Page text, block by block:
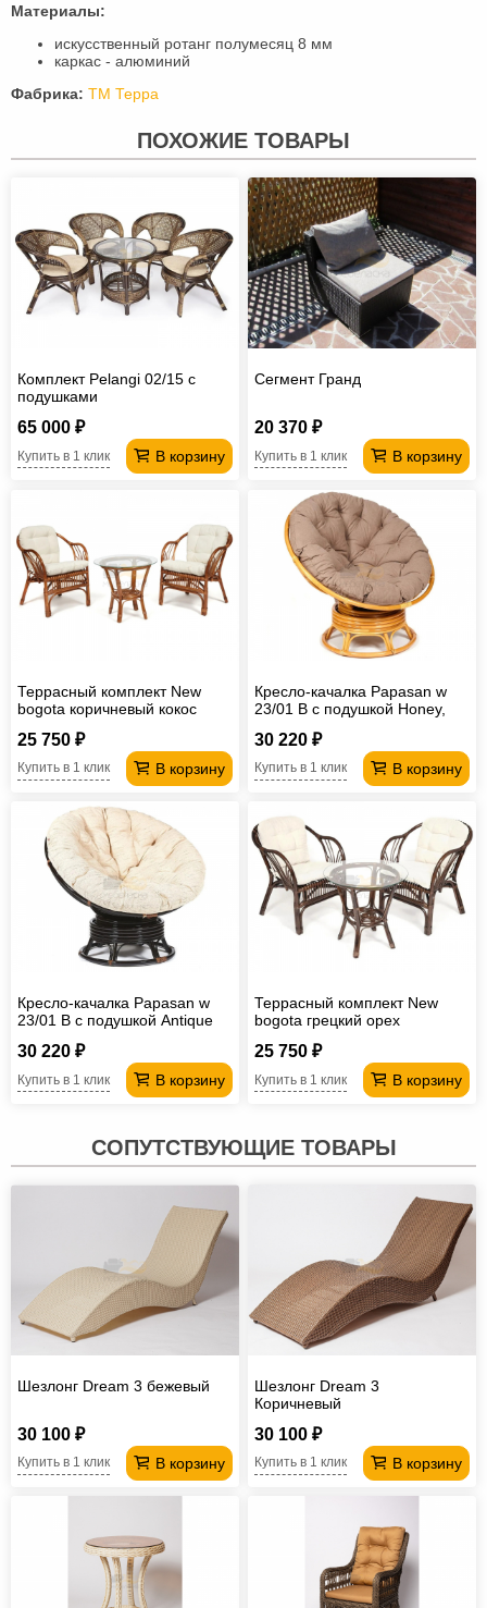
Материалы:
искусственный ротанг полумесяц 8 мм
каркас - алюминий
Фабрика: ТМ Терра
ПОХОЖИЕ ТОВАРЫ
Комплект Pelangi 02/15 с
подушками
65 000 ₽
В корзину
Купить в 1 клик
Сегмент Гранд
20 370 ₽
В корзину
Купить в 1 клик
Террасный комплект New
bogota коричневый кокос
25 750 ₽
В корзину
Купить в 1 клик
Кресло-качалка Papasan w
23/01 B с подушкой Honey,
30 220 ₽
В корзину
Купить в 1 клик
Кресло-качалка Papasan w
23/01 B с подушкой Antique
30 220 ₽
В корзину
Купить в 1 клик
Террасный комплект New
bogota грецкий орех
25 750 ₽
В корзину
Купить в 1 клик
СОПУТСТВУЮЩИЕ ТОВАРЫ
Шезлонг Dream 3 бежевый
30 100 ₽
В корзину
Купить в 1 клик
Шезлонг Dream 3
Коричневый
30 100 ₽
В корзину
Купить в 1 клик